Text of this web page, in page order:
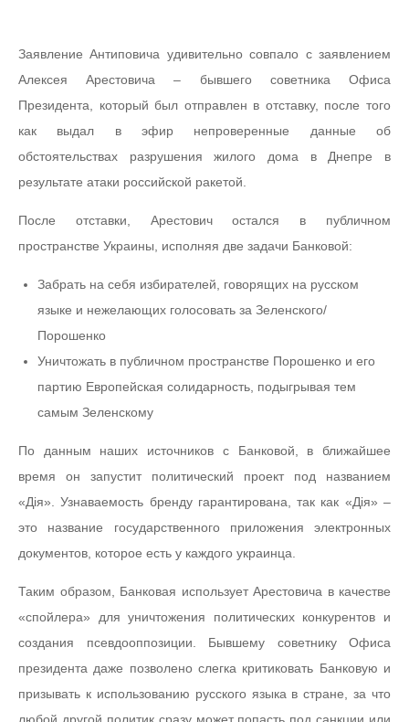
Заявление Антиповича удивительно совпало с заявлением
Алексея Арестовича – бывшего советника Офиса
Президента, который был отправлен в отставку, после того
как выдал в эфир непроверенные данные об
обстоятельствах разрушения жилого дома в Днепре в
результате атаки российской ракетой.
После отставки, Арестович остался в публичном
пространстве Украины, исполняя две задачи Банковой:
Забрать на себя избирателей, говорящих на русском
языке и нежелающих голосовать за Зеленского/
Порошенко
Уничтожать в публичном пространстве Порошенко и его
партию Европейская солидарность, подыгрывая тем
самым Зеленскому
По данным наших источников с Банковой, в ближайшее
время он запустит политический проект под названием
«Дія». Узнаваемость бренду гарантирована, так как «Дія» –
это название государственного приложения электронных
документов, которое есть у каждого украинца.
Таким образом, Банковая использует Арестовича в качестве
«спойлера» для уничтожения политических конкурентов и
создания псевдооппозиции. Бывшему советнику Офиса
президента даже позволено слегка критиковать Банковую и
призывать к использованию русского языка в стране, за что